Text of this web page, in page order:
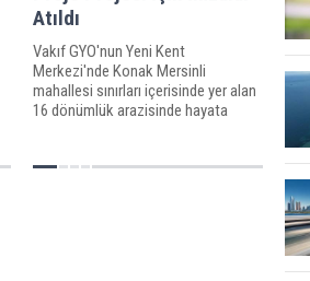
Atıldı
Vakıf GYO'nun Yeni Kent
Merkezi'nde Konak Mersinli
mahallesi sınırları içerisinde yer alan
16 dönümlük arazisinde hayata